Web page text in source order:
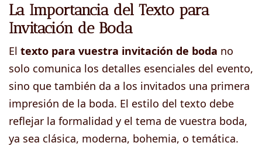
La Importancia del Texto para
Invitación de Boda
El texto para vuestra invitación de boda no
solo comunica los detalles esenciales del evento,
sino que también da a los invitados una primera
impresión de la boda. El estilo del texto debe
reflejar la formalidad y el tema de vuestra boda,
ya sea clásica, moderna, bohemia, o temática.